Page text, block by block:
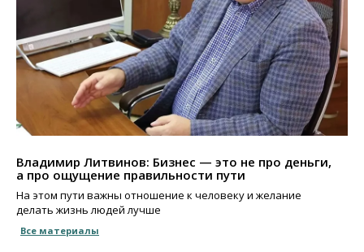
Владимир Литвинов: Бизнес — это не про деньги,
а про ощущение правильности пути
На этом пути важны отношение к человеку и желание
делать жизнь людей лучше
Все материалы